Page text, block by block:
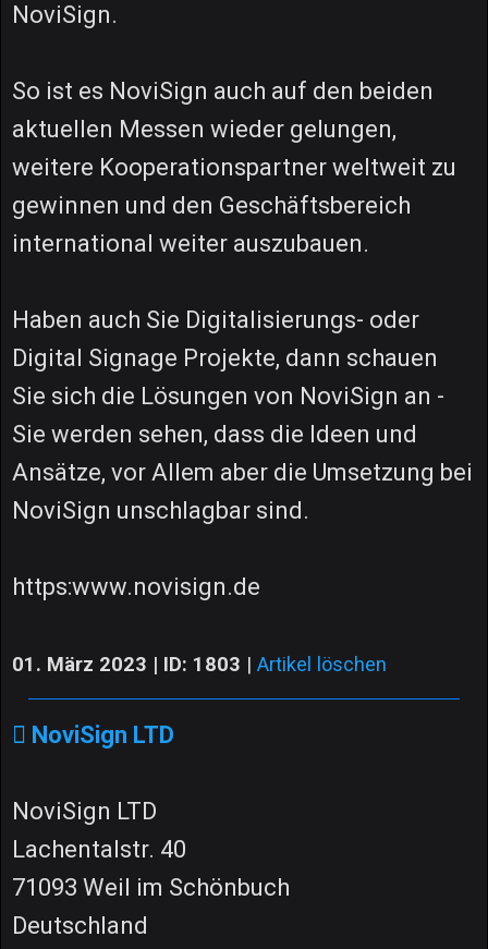
NoviSign.
So ist es NoviSign auch auf den beiden
aktuellen Messen wieder gelungen,
weitere Kooperationspartner weltweit zu
gewinnen und den Geschäftsbereich
international weiter auszubauen.
Haben auch Sie Digitalisierungs- oder
Digital Signage Projekte, dann schauen
Sie sich die Lösungen von NoviSign an -
Sie werden sehen, dass die Ideen und
Ansätze, vor Allem aber die Umsetzung bei
NoviSign unschlagbar sind.
https:www.novisign.de
01. März 2023 | ID: 1803 | Artikel löschen
NoviSign LTD
NoviSign LTD
Lachentalstr. 40
71093 Weil im Schönbuch
Deutschland